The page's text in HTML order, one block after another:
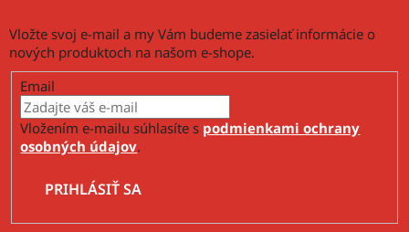
Vložte svoj e-mail a my Vám budeme zasielať informácie o
nových produktoch na našom e-shope.
Email
Vložením e-mailu súhlasíte s podmienkami ochrany
osobných údajov.
PRIHLÁSIŤ SA